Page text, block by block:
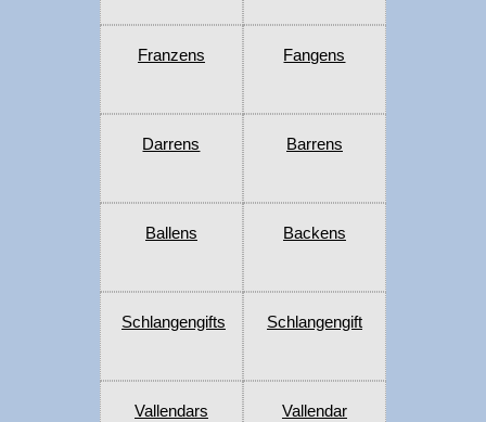
Franzens Fangens
Darrens Barrens
Ballens Backens
Schlangengifts Schlangengift
Vallendars Vallendar